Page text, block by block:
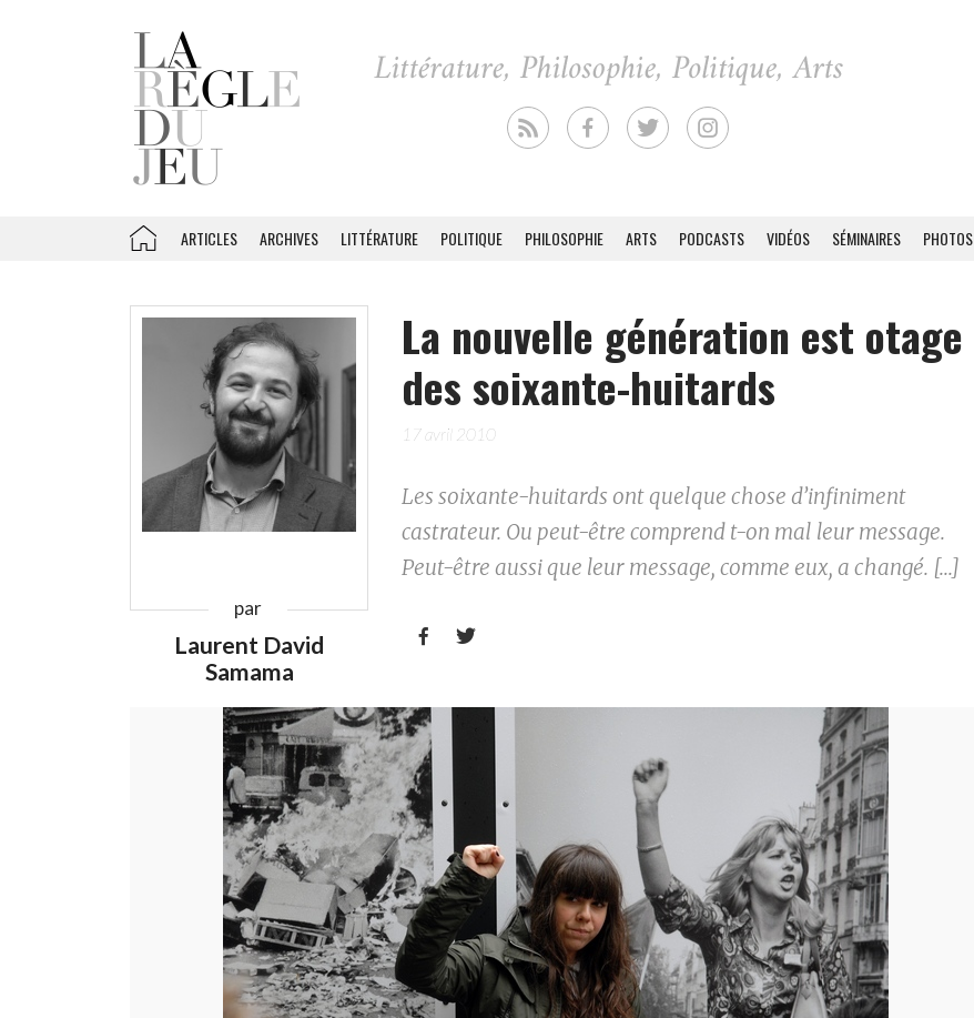
ARTICLES ARCHIVES LITTÉRATURE POLITIQUE PHILOSOPHIE ARTS PODCASTS VIDÉOS SÉMINAIRES PHOTOS
par
Laurent David
Samama
La nouvelle génération est otage
des soixante-huitards
17 avril 2010
Les soixante-huitards ont quelque chose d’infiniment
castrateur. Ou peut-être comprend t-on mal leur message.
Peut-être aussi que leur message, comme eux, a changé. [...]
 